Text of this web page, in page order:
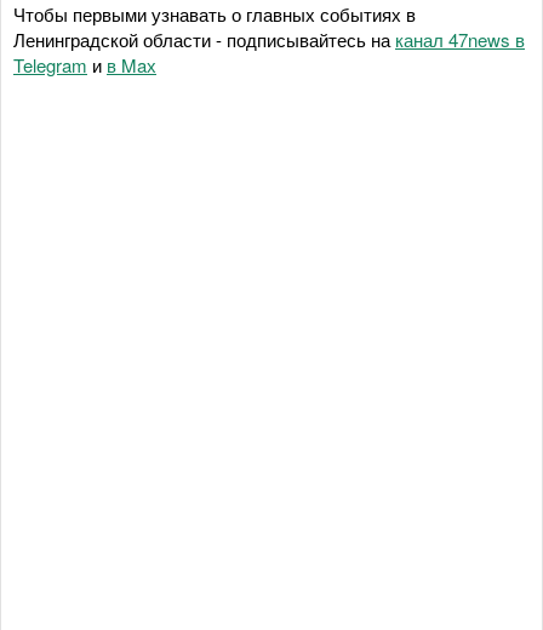
Чтобы первыми узнавать о главных событиях в
Ленинградской области - подписывайтесь на канал 47news в
Telegram и в Maх